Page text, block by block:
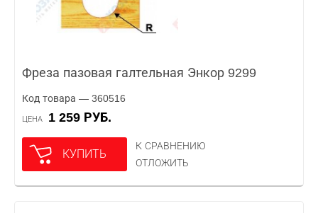
Фреза пазовая галтельная Энкор 9299
Код товара — 360516
ЦЕНА 1 259 РУБ.
КУПИТЬ
К СРАВНЕНИЮ
ОТЛОЖИТЬ